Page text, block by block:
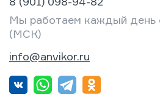
Мы работаем каждый день
(МСК)
info@anvikor.ru